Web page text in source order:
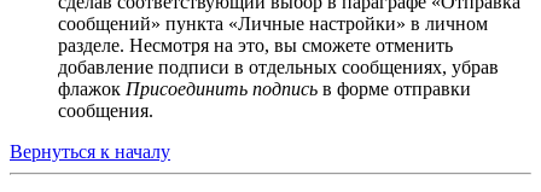
сообщений» пункта «Личные настройки» в личном
разделе. Несмотря на это, вы сможете отменить
добавление подписи в отдельных сообщениях, убрав
флажок Присоединить подпись в форме отправки
сообщения.
Вернуться к началу